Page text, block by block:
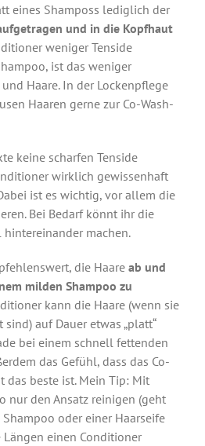
eines Shamposs lediglich der
und in die Kopfhaut
weniger Tenside
ist das weniger
Haare. In der Lockenpflege
Haaren gerne zur Co-Wash-
keine scharfen Tenside
wirklich gewissenhaft
ist es wichtig, vor allem die
Bei Bedarf könnt ihr die
hintereinander machen.
die Haareab und
milden Shampoo zu
kann die Haare (wenn sie
auf Dauer etwas „platt“
bei einem schnell fettenden
das Gefühl, dass das Co-
das beste ist. Mein Tip: Mit
nur den Ansatz reinigen (geht
oder einer Haarseife
einen Conditioner